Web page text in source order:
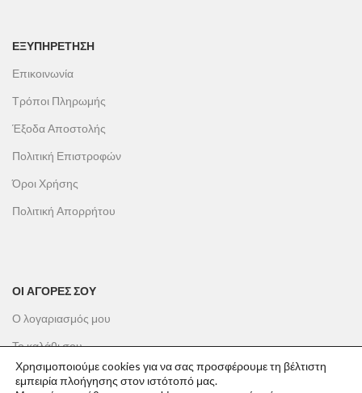
ΕΞΥΠΗΡΕΤΗΣΗ
Επικοινωνία
Τρόποι Πληρωμής
Έξοδα Αποστολής
Πολιτική Επιστροφών
Όροι Χρήσης
Πολιτική Απορρήτου
ΟΙ ΑΓΟΡΕΣ ΣΟΥ
Ο λογαριασμός μου
Το καλάθι σου
Οι παραγγελίες σου
Χρησιμοποιούμε cookies για να σας προσφέρουμε τη βέλτιστη
εμπειρία πλοήγησης στον ιστότοπό μας.